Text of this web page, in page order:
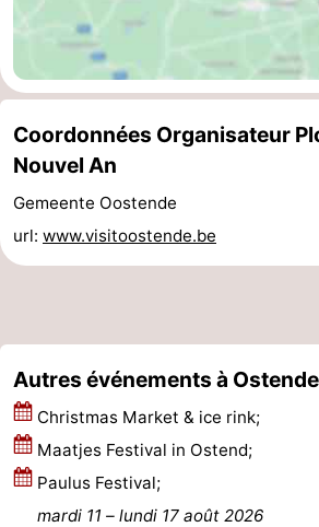
La
Panne
Nature
Météo
Coordonnées Organisateur
Nouvel An
Gemeente Oostende
url: www.visitoostende.be
Autres événements à Ostende
Christmas Market & ice rink;
Maatjes Festival in Ostend;
Paulus Festival;
mardi 11 – lundi 17 août 2026